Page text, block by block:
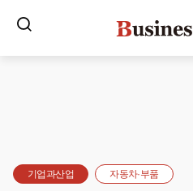
기업과산업 자동차·부품